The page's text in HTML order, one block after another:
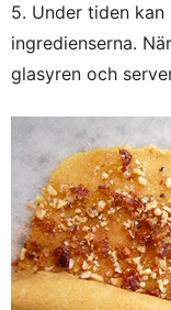
5. Under tiden
ingredienserna.
glasyren och